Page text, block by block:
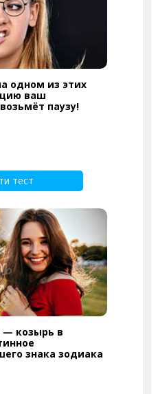
одном из этих
ваш
паузу!
тест
— козырь в
знака зодиака